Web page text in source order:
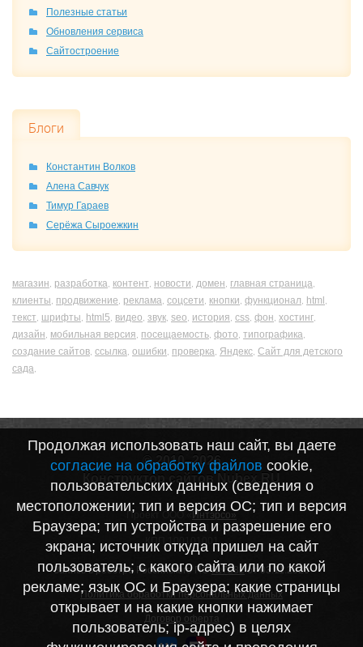
Полезные статьи
Обновления сервиса
Сайтостроение
Блоги
Константин Волков
Алена Савчук
Тимур Гараев
Серёжа Сыроежкин
магазин разработка контент новости домен главная страница
клиенты продвижение реклама соцсети кнопки функционал html
текст шрифты html5 видео звук seo история css фон хостинг
дизайн мобильная версия посещаемость фото типографика
создание сайтов ссылка ошибки проверка Яндекс Сайт для детского
сада
© 2010–2026
Конструктор сайтов Nubex.RU
Проект ООО «
Интэрсо»
ИНН 1001172170
КПП 100101001
Запись в реестре Российского ПО№7282от 03.11.2020
Политика обработки персональных данных
Договор оферта
Продолжая использовать наш сайт, вы даете
согласие на обработку файлов cookie,
пользовательских данных (сведения о
местоположении; тип и версия ОС; тип и версия
Браузера; тип устройства и разрешение его
экрана; источник откуда пришел на сайт
пользователь; с какого сайта или по какой
рекламе; язык ОС и Браузера; какие страницы
открывает и на какие кнопки нажимает
пользователь; ip-адрес) в целях